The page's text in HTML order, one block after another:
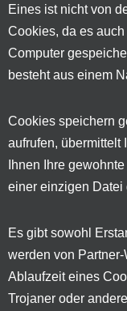
Eines ist nicht von
Cookies, da es
Computer
besteht aus einem
Cookies speichern
aufrufen, übermittelt
Ihnen Ihre
einer einzigen Datei
Es gibt sowohl
werden von
Ablaufzeit eines
Trojaner oder